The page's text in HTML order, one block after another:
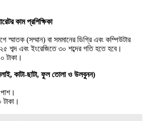
কাম প্রশিক্ষিকা
স্মাতক (সম্মান) বা সমমানের ডিগ্রি এবং কম্পিউটার
২৫ শব্দ এবং ইংরেজিতে ৩০ শব্দের গতি হতে হবে।
টাকা।
কাটা-ছাটা, ফুল তোলা ও উলবুনন)